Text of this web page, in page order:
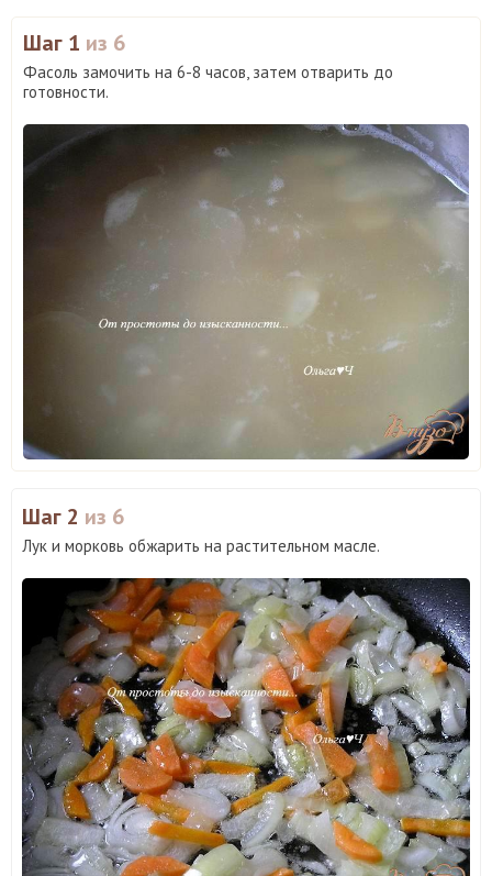
Шаг 1 из 6
Фасоль замочить на 6-8 часов, затем отварить до
готовности.
Шаг 2 из 6
Лук и морковь обжарить на растительном масле.